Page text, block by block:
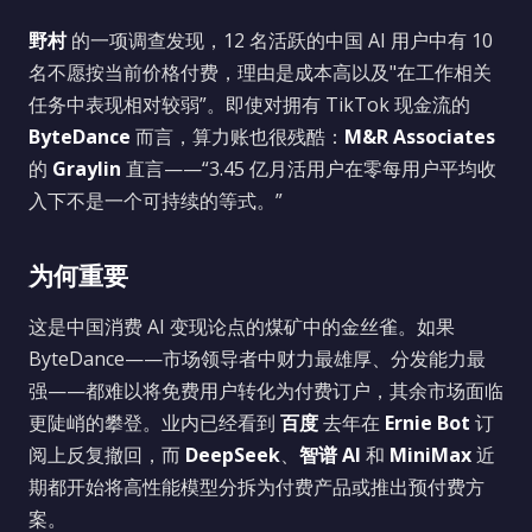
野村的一项调查发现，12 名活跃的中国 AI 用户中有 10
名不愿按当前价格付费，理由是成本高以及"在工作相关
任务中表现相对较弱”。即使对拥有 TikTok 现金流的
ByteDance 而言，算力账也很残酷： M&R Associates
的 Graylin 直言——“3.45 亿月活用户在零每用户平均收
入下不是一个可持续的等式。”
为何重要
这是中国消费 AI 变现论点的煤矿中的金丝雀。如果
ByteDance——市场领导者中财力最雄厚、分发能力最
强——都难以将免费用户转化为付费订户，其余市场面临
更陡峭的攀登。业内已经看到 百度去年在 Ernie Bot 订
阅上反复撤回，而 DeepSeek、 智谱 AI 和 MiniMax近
期都开始将高性能模型分拆为付费产品或推出预付费方
案。